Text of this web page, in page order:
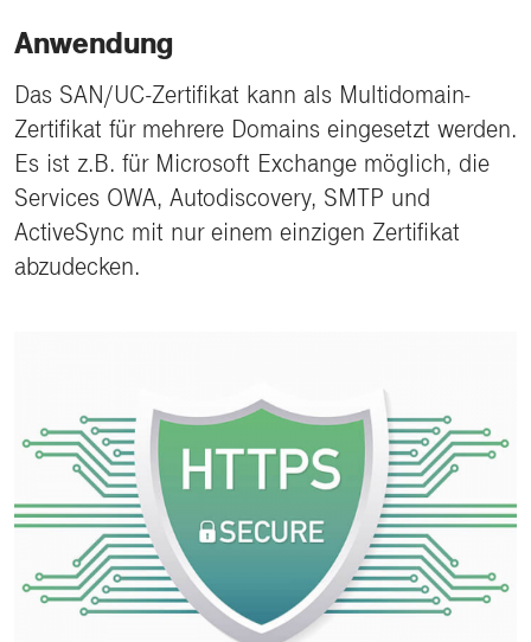
Anwendung
Das SAN/UC-Zertifikat kann als Multidomain-
Zertifikat für mehrere Domains eingesetzt werden.
Es ist z.B. für Microsoft Exchange möglich, die
Services OWA, Autodiscovery, SMTP und
ActiveSync mit nur einem einzigen Zertifikat
abzudecken.